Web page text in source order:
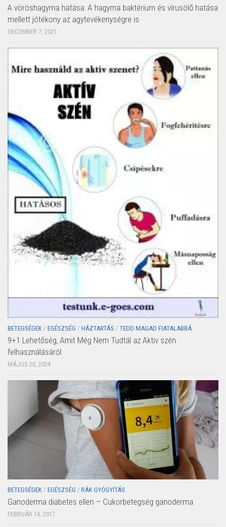
A vöröshagyma hatása: A hagyma baktérium és vírusölő hatása
mellett jótékony az agytevékenységre is
DECEMBER 7, 2021
BETEGSÉGEK / EGÉSZSÉG / HÁZTARTÁS / TEDD MAGAD FIATALABBÁ
9+1 Lehetőség, Amit Még Nem Tudtál az Aktiv szén
felhasználásáról
MÁJUS 20, 2024
BETEGSÉGEK / EGÉSZSÉG / RÁK GYÓGYÍTÁS
Ganoderma diabetes ellen – Cukorbetegség ganoderma
FEBRUÁR 14, 2017